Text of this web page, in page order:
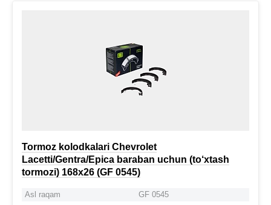
Tormoz kolodkalari Chevrolet
Lacetti/Gentra/Epica baraban uchun (to‘xtash
tormozi) 168x26 (GF 0545)
Asl raqam GF 0545